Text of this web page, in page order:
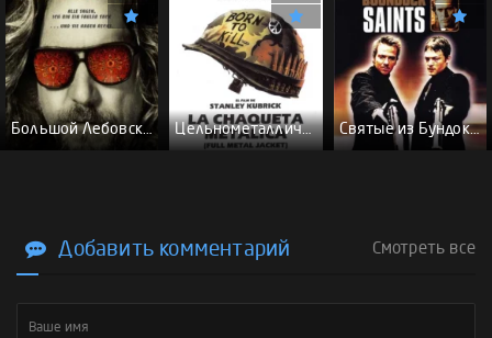
Большой Лебовски - (Перевод Гоблина) Цельнометаллическая оболочка - (Перевод Гоблина) Святые из Бундока \ Святые из трущоб - (Перевод Гоблина)
Добавить комментарий Смотреть все